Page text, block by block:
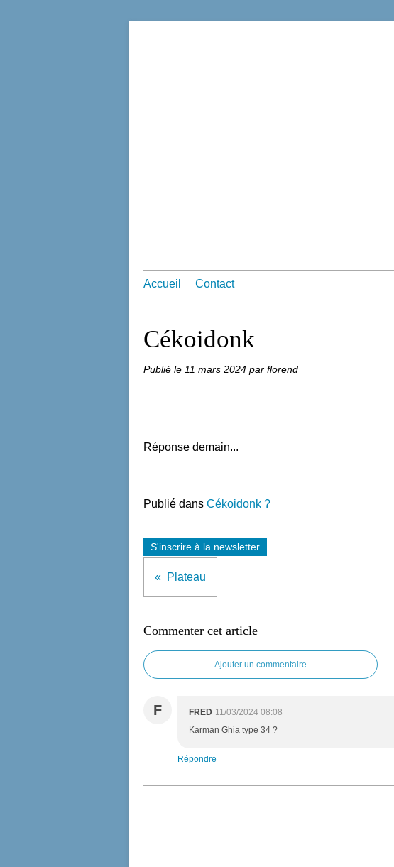
Accueil Contact
Cékoidonk
Publié le 11 mars 2024 par florend
Réponse demain...
Publié dans Cékoidonk ?
S'inscrire à la newsletter
Plateau
Commenter cet article
Ajouter un commentaire
F FRED 11/03/2024 08:08
Karman Ghia type 34 ?
Répondre